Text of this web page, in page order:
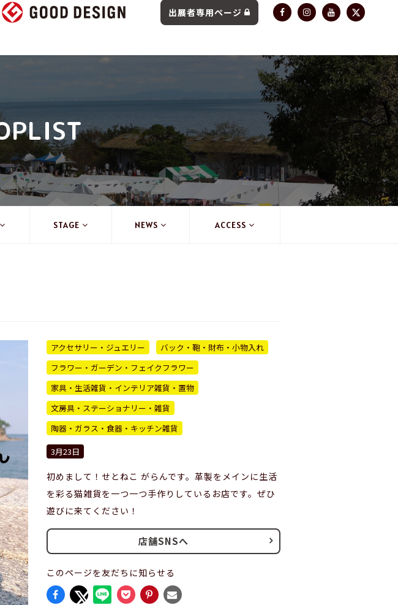
出展者専用ページ
STAGE NEWS ACCESS
アクセサリー・ジュエリー
バック・鞄・財布・小物入れ
フラワー・ガーデン・フェイクフラワー
家具・生活雑貨・インテリア雑貨・置物
文房具・ステーショナリー・雑貨
陶器・ガラス・食器・キッチン雑貨
3月23日
初めまして！せとねこ がらんです。革製をメインに生活
を彩る猫雑貨を一つ一つ手作りしているお店です。ぜひ
遊びに来てください！
店舗SNSへ
このページを友だちに知らせる